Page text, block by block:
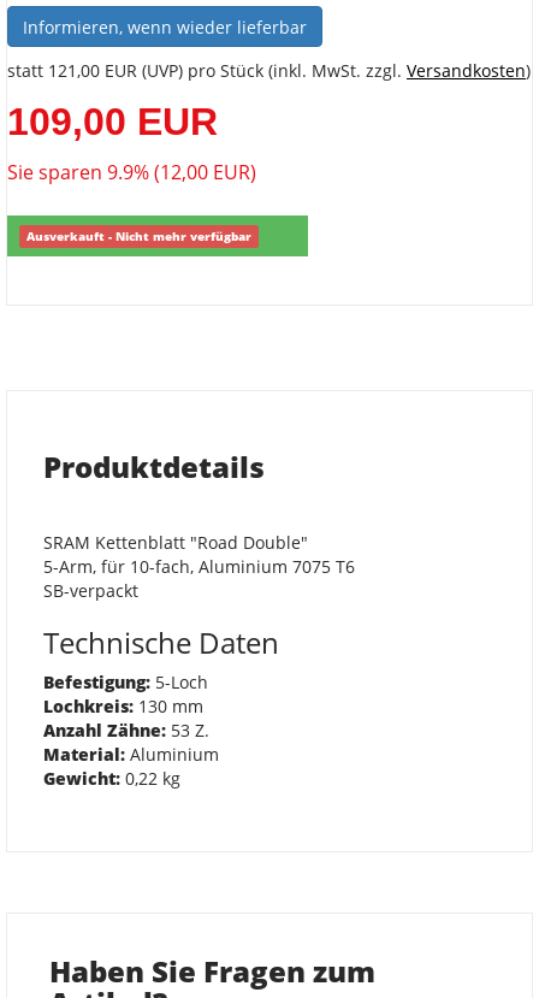
Informieren, wenn wieder lieferbar
statt 121,00 EUR (UVP) pro Stück (inkl. MwSt. zzgl. Versandkosten)
109,00 EUR
Sie sparen 9.9% (12,00 EUR)
Ausverkauft - Nicht mehr verfügbar
Produktdetails
SRAM Kettenblatt "Road Double"
5-Arm, für 10-fach, Aluminium 7075 T6
SB-verpackt
Technische Daten
Befestigung: 5-Loch
Lochkreis: 130 mm
Anzahl Zähne: 53 Z.
Material: Aluminium
Gewicht: 0,22 kg
Haben Sie Fragen zum